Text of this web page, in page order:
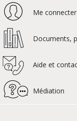
Me connecter
Documents,
Aide et
Médiation